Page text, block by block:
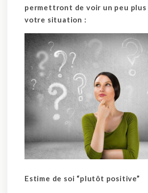
permettront de voir un peu plus
votre situation :
Estime de soi “plutôt positive”